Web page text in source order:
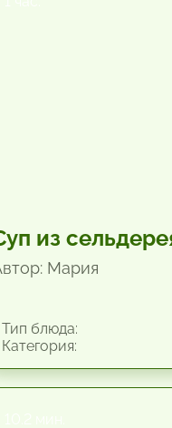
из
Мария
блюда: